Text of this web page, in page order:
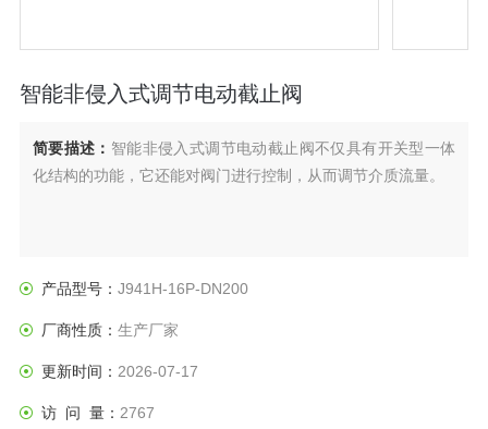
智能非侵入式调节电动截止阀
简要描述： 智能非侵入式调节电动截止阀不仅具有开关型一体
化结构的功能，它还能对阀门进行控制，从而调节介质流量。
产品型号： J941H-16P-DN200
厂商性质： 生产厂家
更新时间： 2026-07-17
访 问 量： 2767